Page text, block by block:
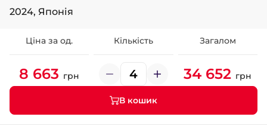
2024, Японія
Ціна за од. Кількість Загалом
8 663 грн 34 652 грн
В кошик